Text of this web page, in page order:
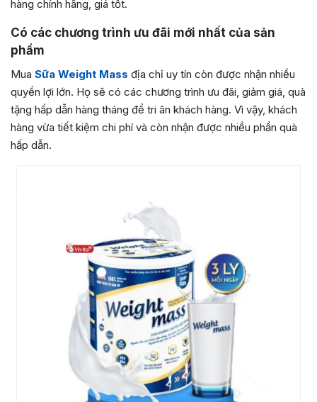
hàng chính hãng, giá tốt.
Có các chương trình ưu đãi mới nhất của sản
phẩm
Mua Sữa Weight Mass địa chỉ uy tín còn được nhận nhiều
quyền lợi lớn. Họ sẽ có các chương trình ưu đãi, giảm giá, quà
tặng hấp dẫn hàng tháng để tri ân khách hàng. Vì vậy, khách
hàng vừa tiết kiệm chi phí và còn nhận được nhiều phần quà
hấp dẫn.